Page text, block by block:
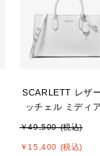
SCARLETT レザ
ッチェル ミディ
￥49,500 (税込)
￥15,400 (税込)